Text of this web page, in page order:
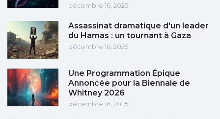
décembre 16, 2025
Assassinat dramatique d'un leader
du Hamas : un tournant à Gaza
décembre 16, 2025
Une Programmation Épique
Annoncée pour la Biennale de
Whitney 2026
décembre 16, 2025